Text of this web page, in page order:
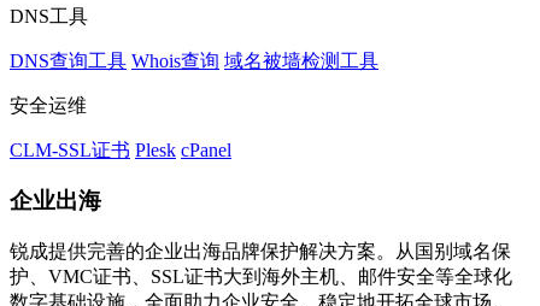
DNS工具
DNS查询工具 Whois查询 域名被墙检测工具
安全运维
CLM-SSL证书 Plesk cPanel
企业出海
锐成提供完善的企业出海品牌保护解决方案。从国别域名保
护、VMC证书、SSL证书大到海外主机、邮件安全等全球化